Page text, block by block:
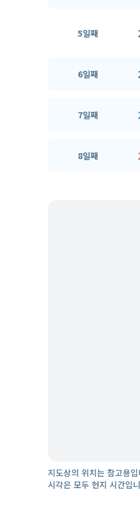
5일째
6일째
7일째
8일째
지도상의 위치는 참고용
시각은 모두 현지 시간입